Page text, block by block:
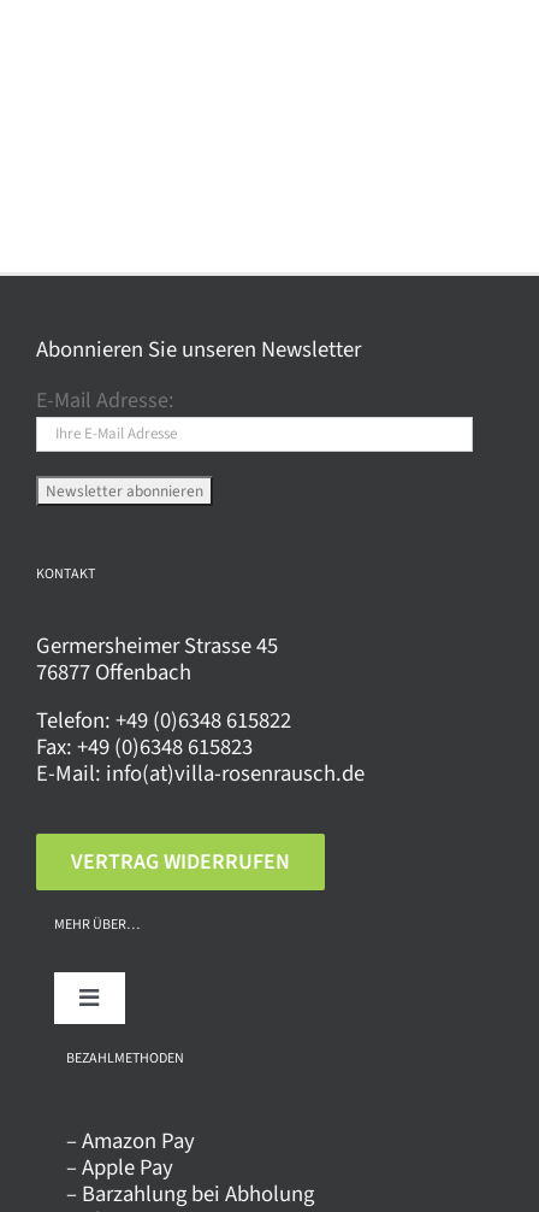
Abonnieren Sie unseren Newsletter
E-Mail Adresse:
KONTAKT
Germersheimer Strasse 45
76877 Offenbach
Telefon:+49 (0)6348 615822
Fax:+49 (0)6348 615823
E-Mail: info(at)villa-rosenrausch.de
VERTRAG WIDERRUFEN
MEHR ÜBER…
Toggle
Über uns
Kontakt
BEZAHLMETHODEN
– Amazon Pay
– Apple Pay
– Barzahlung bei Abholung